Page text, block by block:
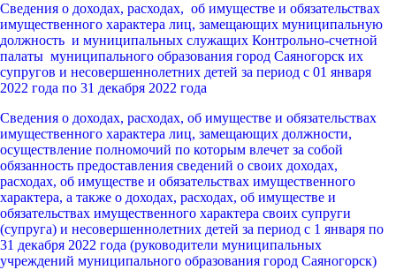
Сведения о доходах, расходах, об имуществе и обязательствах
имущественного характера лиц, замещающих муниципальную
должность и муниципальных служащих Контрольно-счетной
палаты муниципального образования город Саяногорск их
супругов и несовершеннолетних детей за период с 01 января
2022 года по 31 декабря 2022 года
Сведения о доходах, расходах, об имуществе и обязательствах
имущественного характера лиц, замещающих должности,
осуществление полномочий по которым влечет за собой
обязанность предоставления сведений о своих доходах,
расходах, об имуществе и обязательствах имущественного
характера, а также о доходах, расходах, об имуществе и
обязательствах имущественного характера своих супруги
(супруга) и несовершеннолетних детей за период с 1 января по
31 декабря 2022 года (руководители муниципальных
учреждений муниципального образования город Саяногорск)